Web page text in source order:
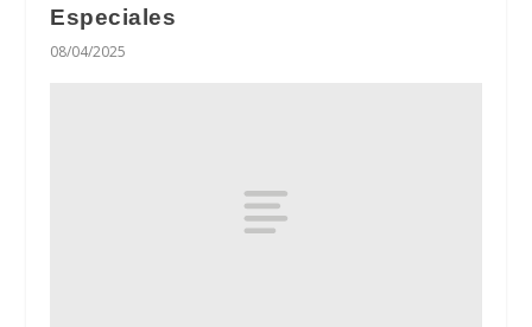
Especiales
08/04/2025